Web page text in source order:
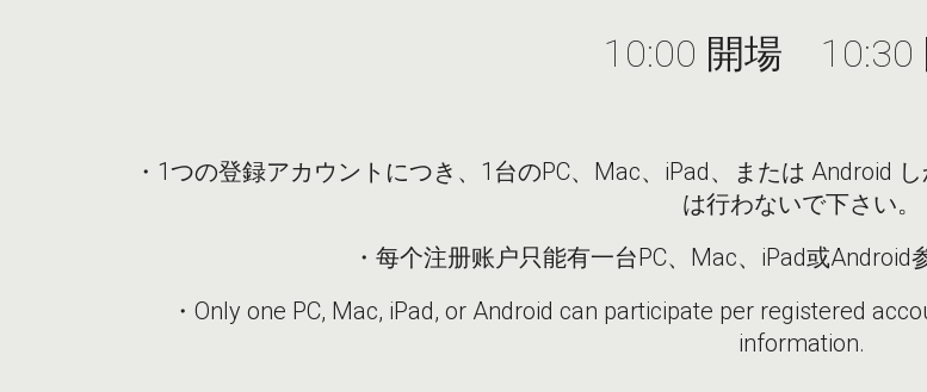
10:00 開場 10:30
・1つの登録アカウントにつき、1台のPC、Mac、iPad、または Android
は行わないで下さい。
・每个注册账户只能有一台PC、Mac、iPad或Android
・Only one PC, Mac, iPad, or Android can participate per registered
information.